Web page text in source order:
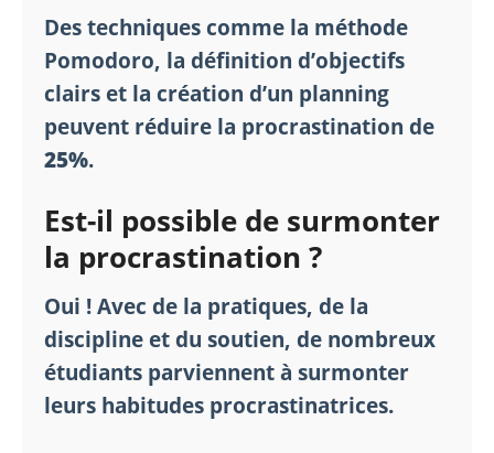
Des techniques comme la méthode
Pomodoro, la définition d’objectifs
clairs et la création d’un planning
peuvent réduire la procrastination de
25%.
Est-il possible de surmonter
la procrastination ?
Oui ! Avec de la pratiques, de la
discipline et du soutien, de nombreux
étudiants parviennent à surmonter
leurs habitudes procrastinatrices.